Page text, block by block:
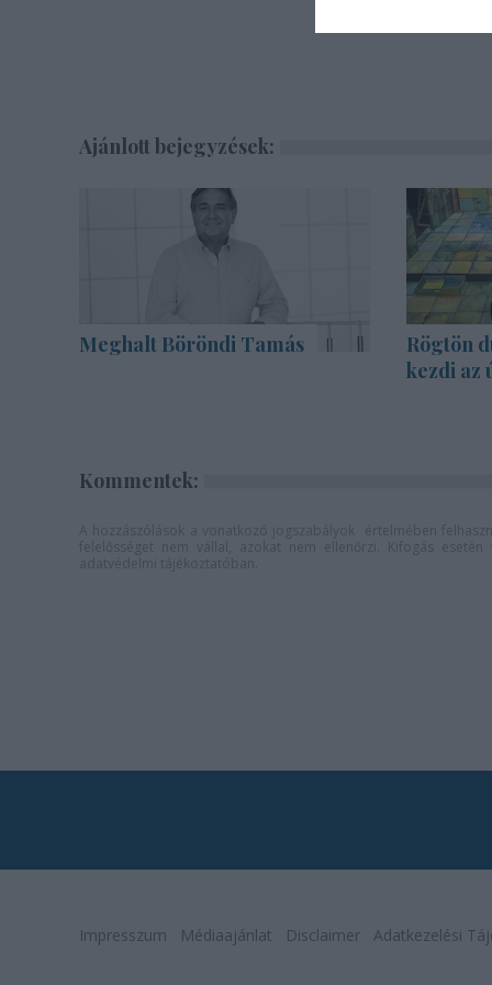
Ajánlott bejegyzések:
Meghalt Böröndi Tamás
Rögtön
kezdi az
Kommentek:
Impresszum Médiaajánlat Disclaimer Adatkezelési